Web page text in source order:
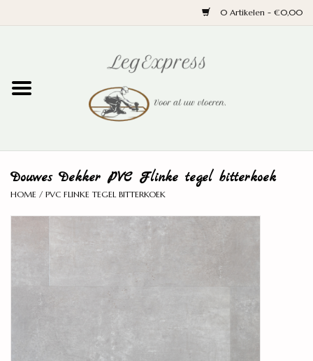
0 Artikelen - €0,00
Parket
Wand en trap
Douwes Dekker PVC Flinke tegel bitterkoek
HOME / PVC FLINKE TEGEL BITTERKOEK